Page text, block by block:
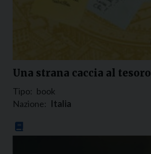
Una strana caccia al tesoro
Tipo: book
Nazione: Italia